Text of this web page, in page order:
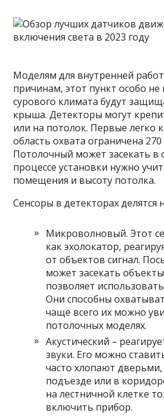
Моделям для внутренней
причинам, этот пункт особо не
сурового климата будут
крыша. Детекторы могут
или на потолок. Первые легко
область охвата ограничена 270
Потолочный может засекать в
процессе установки нужно
помещения и высоту потолка.
Сенсоры в детекторах делятся
Микроволновый. Этот
как эхолокатор,
от объектов сигнал.
может засекать
позволяет
Они способны
чаще всего их можно
потолочных моделях.
Акустический –
звуки. Его можно
часто хлопают
подъезде или в
на лестничной клетке
включить прибор.